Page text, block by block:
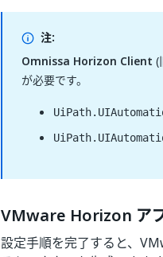
注:
Omnissa Horizon Client (
が必要です。
VMware Horizon ア
設定手順を完了すると、